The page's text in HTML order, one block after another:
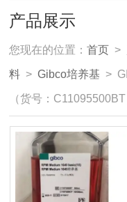
产品展示
您现在的位置：首页 >
料 >Gibco培养基 >
（货号：C11095500BT